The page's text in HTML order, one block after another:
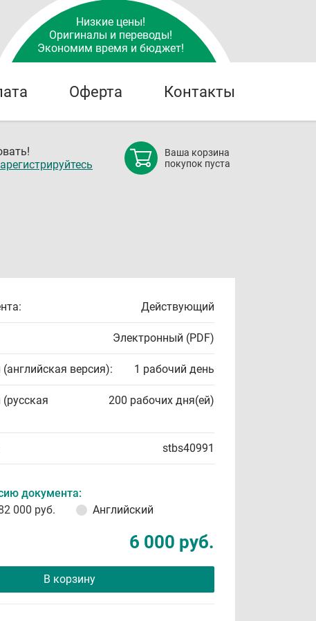
Низкие цены!
Оригиналы и переводы!
Экономим время и бюджет!
Оферта Контакты
Ваша корзина
покупок пуста
Действующий
Электронный (PDF)
версия): 1 рабочий день
200 рабочих дня(ей)
stbs40991
документа:
000 руб. Английский
6 000 руб.
В корзину